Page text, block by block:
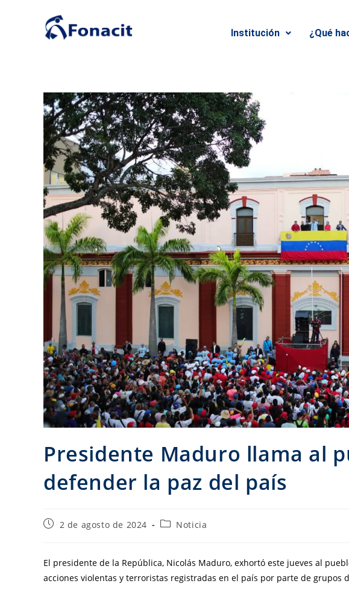
Institución ¿Qué
Presidente Maduro llama al
defender la paz del país
2 de agosto de 2024 Noticia
El presidente de la República, Nicolás Maduro, exhortó este jueves al
acciones violentas y terroristas registradas en el país por parte de grupos